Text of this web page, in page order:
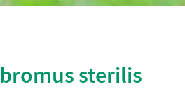
bromus sterilis